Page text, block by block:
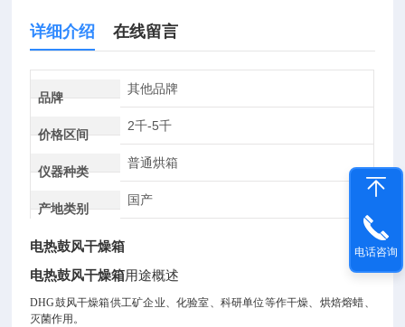
详细介绍 在线留言
品牌
其他品牌
价格区间
2千-5千
仪器种类
普通烘箱
产地类别
国产
电热鼓风干燥箱
电热鼓风干燥箱用途概述
DHG鼓风干燥箱供工矿企业、化验室、科研单位等作干燥、烘焙熔蜡、
灭菌作用。
电话咨询